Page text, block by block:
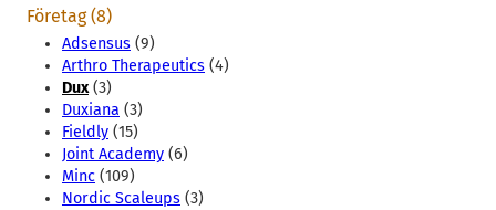
Företag (8)
Adsensus (9)
Arthro Therapeutics (4)
Dux(3)
Duxiana (3)
Fieldly (15)
Joint Academy (6)
Minc (109)
Nordic Scaleups (3)